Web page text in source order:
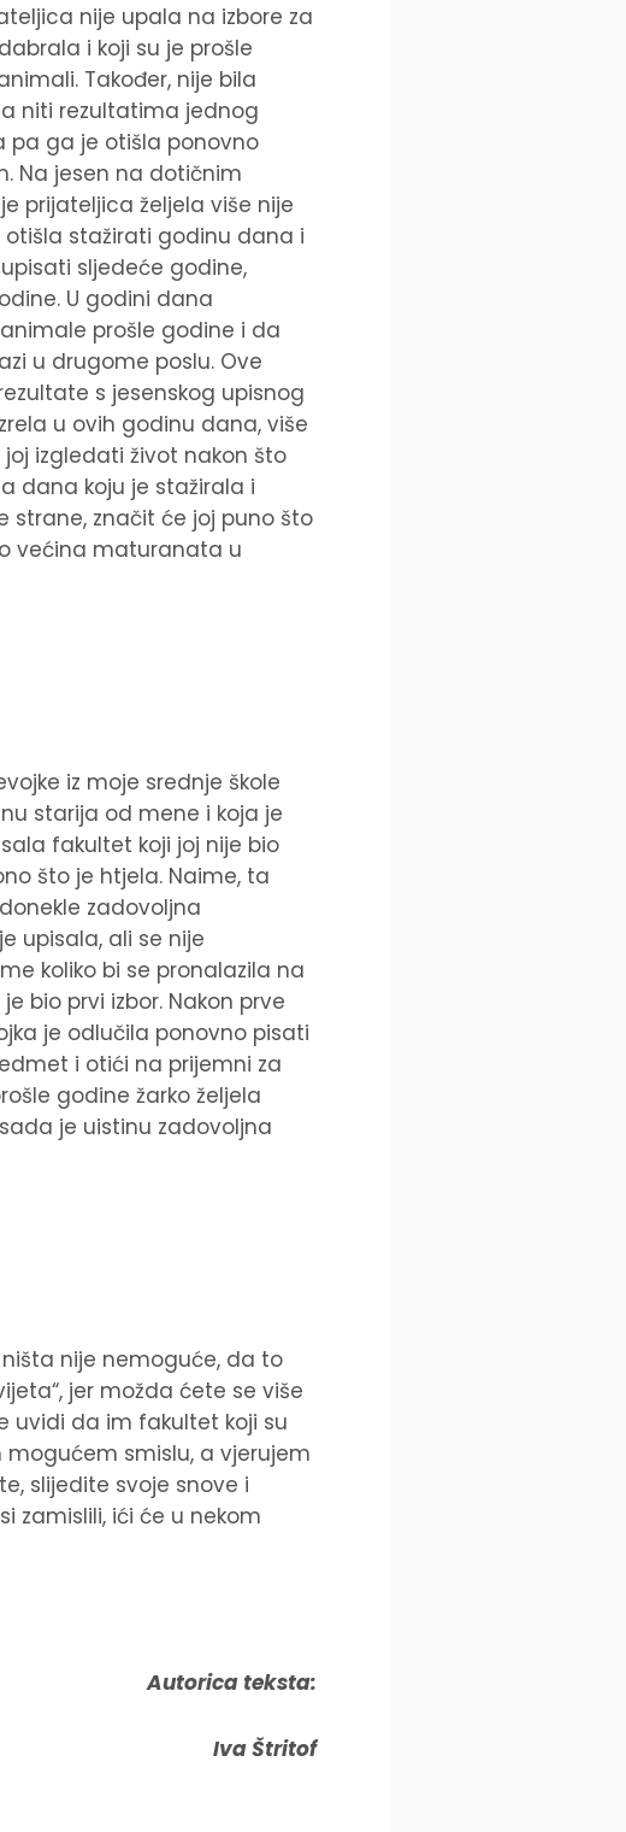
nije upala na izbore za
i koji su je prošle
Također, nije bila
niti rezultatima jednog
pa ga je otišla ponovno
Na jesen na dotičnim
prijateljica željela više nije
stažirati godinu dana i
sljedeće godine,
U godini dana
prošle godine i da
u drugome poslu. Ove
s jesenskog upisnog
u ovih godinu dana, više
izgledati život nakon što
dana koju je stažirala i
strane, značit će joj puno što
većina maturanata u
iz moje srednje škole
starija od mene i koja je
fakultet koji joj nije bio
što je htjela. Naime, ta
zadovoljna
upisala, ali se nije
koliko bi se pronalazila na
bio prvi izbor. Nakon prve
je odlučila ponovno pisati
i otići na prijemni za
godine žarko željela
je uistinu zadovoljna
nije nemoguće, da to
jer možda ćete se više
uvidi da im fakultet koji su
mogućem smislu, a vjerujem
slijedite svoje snove i
zamislili, ići će u nekom
Autorica teksta:
Iva Štritof